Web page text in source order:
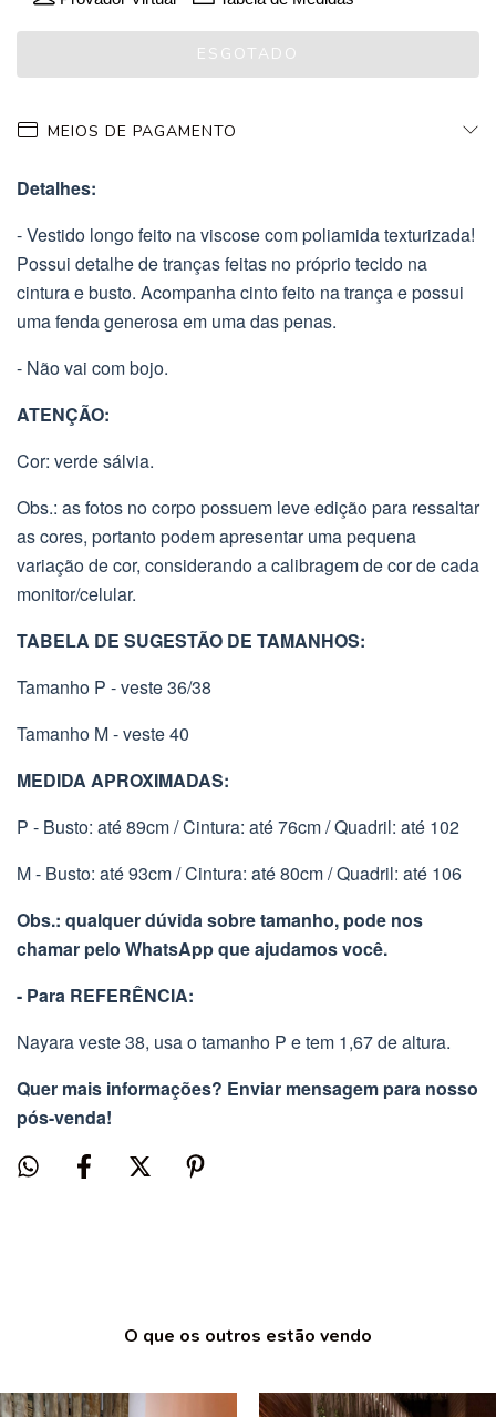
MEIOS DE PAGAMENTO
Detalhes:
- Vestido longo feito na viscose com poliamida texturizada!
Possui detalhe de tranças feitas no próprio tecido na
cintura e busto. Acompanha cinto feito na trança e possui
uma fenda generosa em uma das penas.
- Não vai com bojo.
ATENÇÃO:
Cor: verde sálvia.
Obs.: as fotos no corpo possuem leve edição para ressaltar
as cores, portanto podem apresentar uma pequena
variação de cor, considerando a calibragem de cor de cada
monitor/celular.
TABELA DE SUGESTÃO DE TAMANHOS:
Tamanho P - veste 36/38
Tamanho M - veste 40
MEDIDA APROXIMADAS:
P - Busto: até 89cm / Cintura: até 76cm / Quadril: até 102
M - Busto: até 93cm / Cintura: até 80cm / Quadril: até 106
Obs.: qualquer dúvida sobre tamanho, pode nos
chamar pelo WhatsApp que ajudamos você.
- Para REFERÊNCIA:
Nayara veste 38, usa o tamanho P e tem 1,67 de altura.
Quer mais informações? Enviar mensagem para nosso
pós-venda!
O que os outros estão vendo